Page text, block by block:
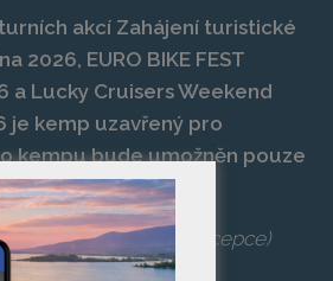
akcí Zahájení turistické
2026, EURO BIKE FEST
a Lucky Cruisers Weekend
je kemp uzavřený pro
kempu bude umožněn pouze
na danou akci.
714,539 029 266
(recepce)